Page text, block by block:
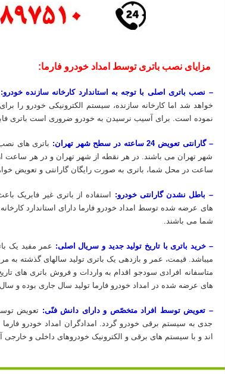
مزایای نصب باتری توسط امداد خودرو فارما:
– نصب باتری اصلی با توجه به استاندارد کارخانه سازنده خودرو:
خواهد شد اما کارخانه سازنده، سیستم الکترونیکی خودرو
نموده است. برای آسیب نرسیدن به خودرو ضروری است باتری
– گارانتی تعویض 24 ساعته در سطح شهر تهران:
ساعت در محل شما، باتری به صورت رایگان گارانتی و تعویض
– باطل نشدن گارانتی خودرو: استفاده از باتری غیر فابریک
های عرضه شده توسط امداد خودرو فارما دارای استاندارد
شما می باشند.
– خرید باتری با تاریخ تولید جدید و سریال اصلی:
میباشد. قیمت، عمر و بازدهی یک باتری تولید سالهای گذشته به
متاسفانه افرادی سودجو اقدام به واردات و فروش باتری های
های عرضه شده در امداد خودرو فارما تولید سال جاری بوده و
– تعویض توسط افراد متخصّص و دارای دانش فنّی: تعویض
جدی به سیستم برقی خودرو گردد. امدادگران امداد خودرو
اند و با سیستم های برقی و الکترونیک خودروهای داخلی و خارجی